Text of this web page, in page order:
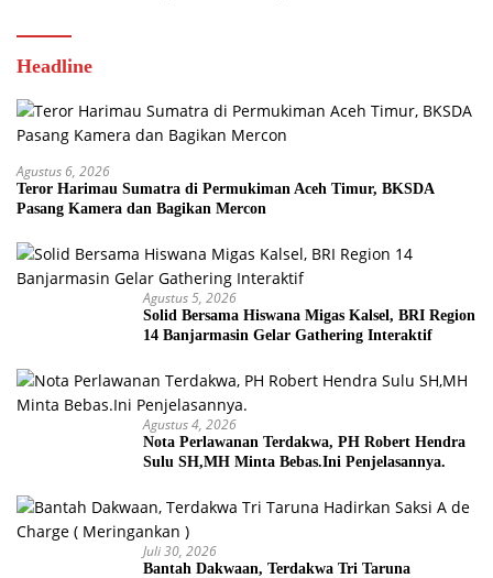
Headline
Agustus 6, 2026
Teror Harimau Sumatra di Permukiman Aceh Timur, BKSDA
Pasang Kamera dan Bagikan Mercon
Agustus 5, 2026
Solid Bersama Hiswana Migas Kalsel, BRI Region
14 Banjarmasin Gelar Gathering Interaktif
Agustus 4, 2026
Nota Perlawanan Terdakwa, PH Robert Hendra
Sulu SH,MH Minta Bebas.Ini Penjelasannya.
Juli 30, 2026
Bantah Dakwaan, Terdakwa Tri Taruna